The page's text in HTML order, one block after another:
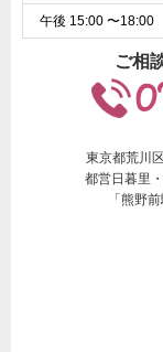
午後 15:00 〜18:00
ご相
東京都荒川
都営日暮里
「熊野